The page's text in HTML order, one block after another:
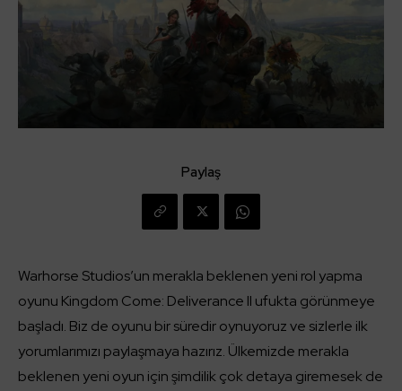
Paylaş
Warhorse Studios’un merakla beklenen yeni rol yapma
oyunu Kingdom Come: Deliverance II ufukta görünmeye
başladı. Biz de oyunu bir süredir oynuyoruz ve sizlerle ilk
yorumlarımızı paylaşmaya hazırız. Ülkemizde merakla
beklenen yeni oyun için şimdilik çok detaya giremesek de